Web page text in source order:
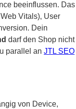
beeinflussen. Das
Vitals), User
Dein
darf den Shop nicht
parallel an JTL SEO
von Device,